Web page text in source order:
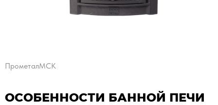
ПрометалМСК
ОСОБЕННОСТИ БАННОЙ ПЕЧИ